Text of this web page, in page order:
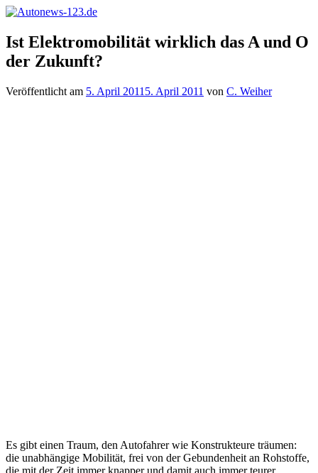
Zum
springen
Autonews-
123.de
Autonews
mit
Charme
Ist Elektromobilität wirklich das A und O
der Zukunft?
Veröffentlicht am 5. April 2011 5. April 2011 von C. Weiher
Es gibt einen Traum, den Autofahrer wie Konstrukteure träumen:
die unabhängige Mobilität, frei von der Gebundenheit an Rohstoffe,
die mit der Zeit immer knapper und damit auch immer teurer